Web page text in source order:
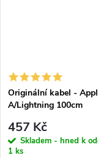
Originální kabel -
A/Lightning 100cm
457 Kč
Skladem - hned k
1 ks